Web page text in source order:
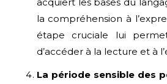
la compréhension à
étape cruciale lui
d’accéder à la lecture et à
La période sensible des